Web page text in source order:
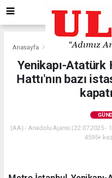
Anasayfa Gündem
Yenikapı-Atatürk
Hattı'nın bazı
(AA) - Anadolu Ajansı | 22.07.2025 -
4595+